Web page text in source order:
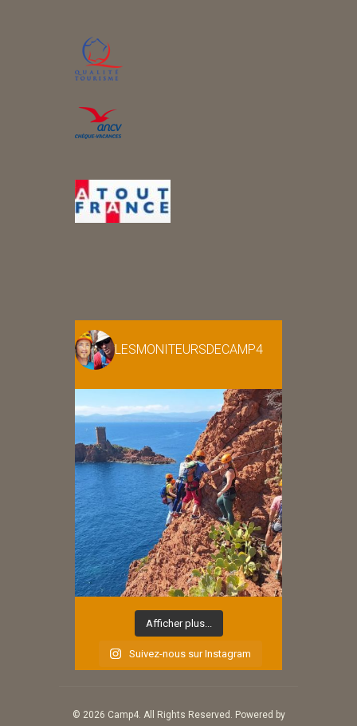
LESMONITEURSDECAMP4
Afficher plus...
Suivez-nous sur Instagram
© 2026 Camp4. All Rights Reserved. Powered by